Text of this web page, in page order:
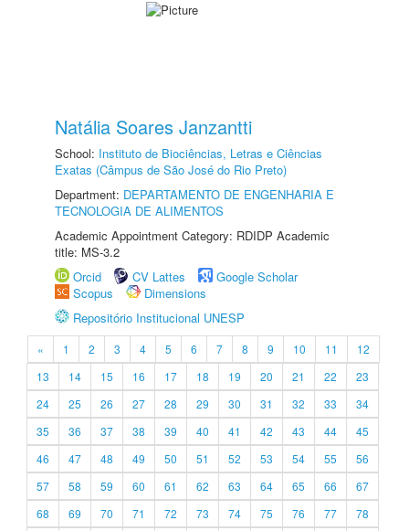
Natália Soares Janzantti
School: Instituto de Biociências, Letras e Ciências
Exatas (Câmpus de São José do Rio Preto)
Department: DEPARTAMENTO DE ENGENHARIA E
TECNOLOGIA DE ALIMENTOS
Academic Appointment Category: RDIDP Academic
title: MS-3.2
Orcid
CV Lattes
Google Scholar
Scopus
Dimensions
Repositório Institucional UNESP
« 1 2 3 4 5 6 7 8 9 10 11
12
13
14 15 16 17 18 19 20 21 22
23
24
25 26 27 28 29 30 31 32 33
34
35
36 37 38 39 40 41 42 43 44
45
46
47 48 49 50 51 52 53 54 55
56
57
58 59 60 61 62 63 64 65 66
67
68
69 70 71 72 73 74 75 76 77
78